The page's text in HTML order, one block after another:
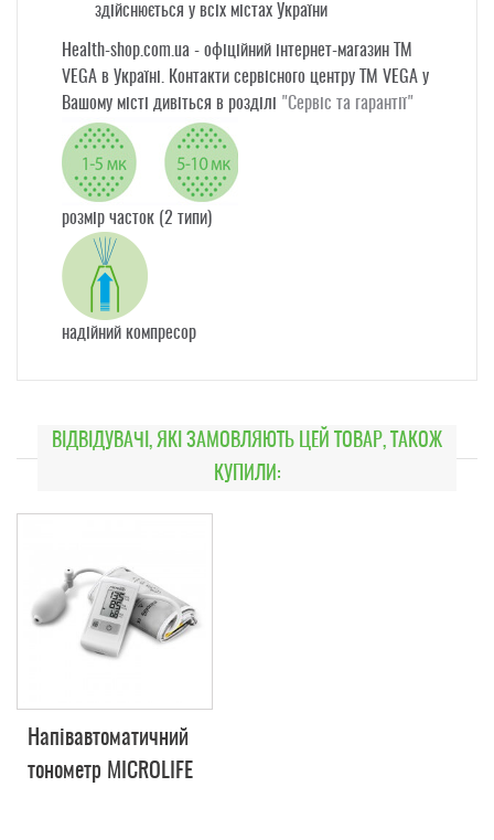
здійснюється у всіх містах України
Health-shop.com.ua - офіційний інтернет-магазин ТМ
VEGA в Україні.
Контакти сервісного центру ТМ VEGA у
Вашому місті дивіться в розділі "Сервіс та гарантії"
розмір часток (2 типи)
надійний компресор
ВІДВІДУВАЧІ, ЯКІ ЗАМОВЛЯЮТЬ ЦЕЙ ТОВАР, ТАКОЖ
КУПИЛИ:
Напівавтоматичний
тонометр MICROLIFE